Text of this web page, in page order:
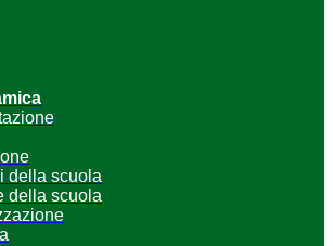
della scuola
della scuola